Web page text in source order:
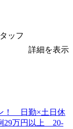
ッフ
詳細を表示